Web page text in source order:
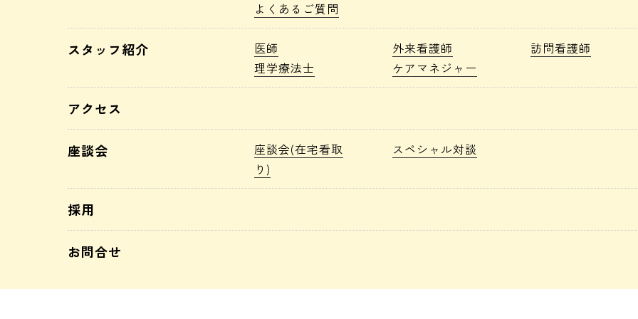
よくあるご質問
スタッフ紹介 医師 外来看護師
訪問看護師
理学療法士
ケアマネジャー
アクセス
座談会
座談会(在宅看取
り)
スペシャル対談
採用
お問合せ